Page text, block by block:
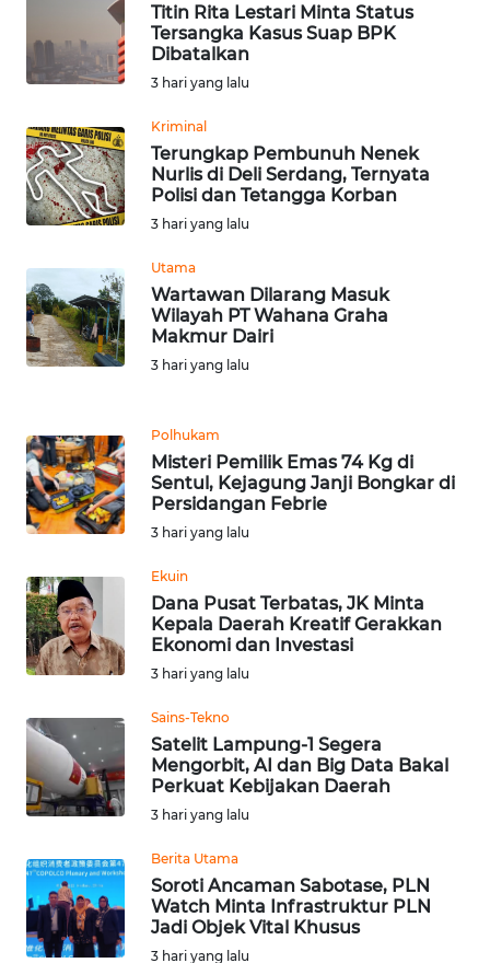
Titin Rita Lestari Minta Status
Tersangka Kasus Suap BPK
Dibatalkan
3 hari yang lalu
Kriminal
Terungkap Pembunuh Nenek
Nurlis di Deli Serdang, Ternyata
Polisi dan Tetangga Korban
3 hari yang lalu
Utama
Wartawan Dilarang Masuk
Wilayah PT Wahana Graha
Makmur Dairi
3 hari yang lalu
Polhukam
Misteri Pemilik Emas 74 Kg di
Sentul, Kejagung Janji Bongkar di
Persidangan Febrie
3 hari yang lalu
Ekuin
Dana Pusat Terbatas, JK Minta
Kepala Daerah Kreatif Gerakkan
Ekonomi dan Investasi
3 hari yang lalu
Sains-Tekno
Satelit Lampung-1 Segera
Mengorbit, AI dan Big Data Bakal
Perkuat Kebijakan Daerah
3 hari yang lalu
Berita Utama
Soroti Ancaman Sabotase, PLN
Watch Minta Infrastruktur PLN
Jadi Objek Vital Khusus
3 hari yang lalu
WN
BABEL
WN
SUMBAR
WN
SUMSEL
BENGKULU
WN
WN
JATENG
WN
WN
JOGJA
JATIM
WN
BALI
KALBAR
WN
KALTENG